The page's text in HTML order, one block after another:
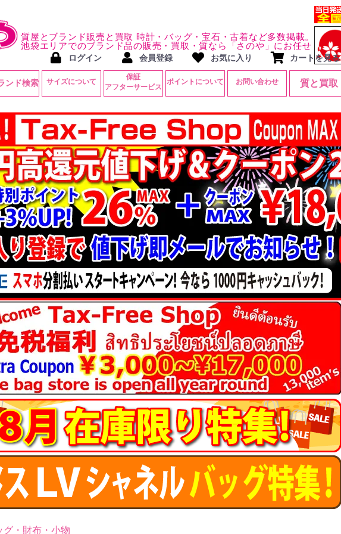
質屋とブランド販売と買取 時計・バッグ・宝石・古着など多数掲載。
池袋エリアでのブランド品の販売・買取・質なら「さのや」にお任せ
ログイン 会員登録 お気に入り カートを見る
ンド検索 サイズについて
保証
アフターサービス
ポイントについて お問い合わせ 質と買取
グ・財布・小物